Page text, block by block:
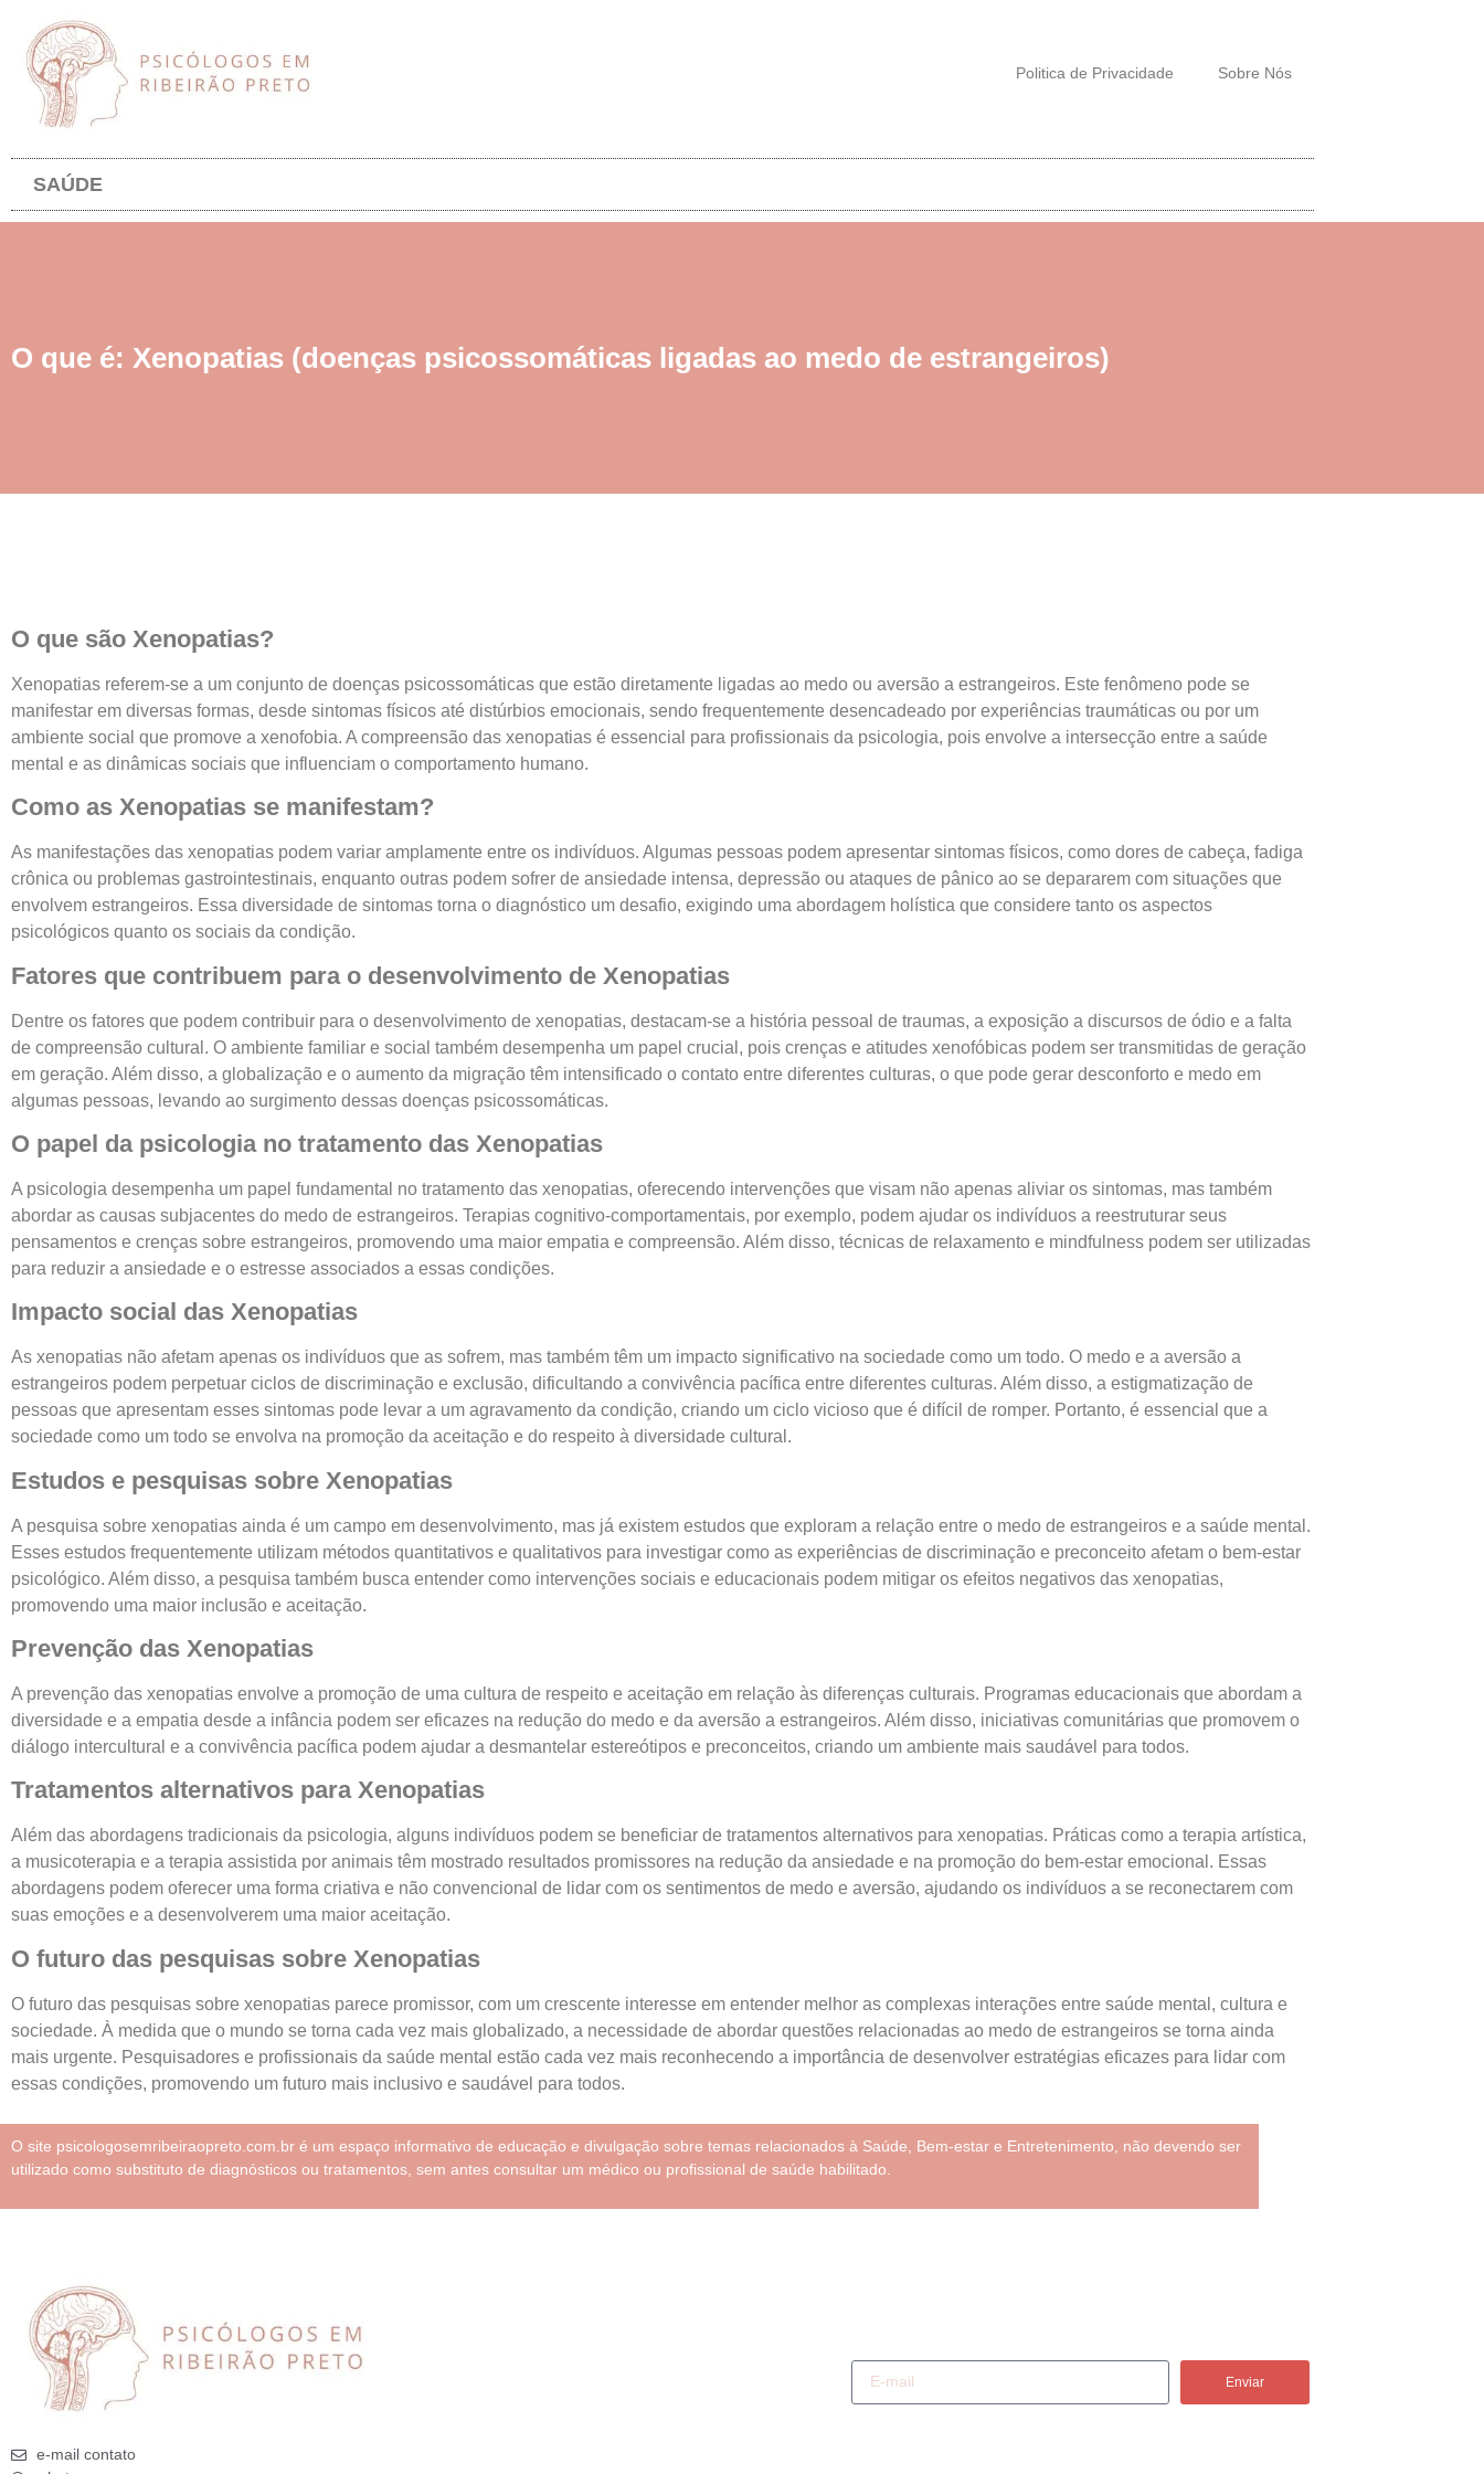
Politica de Privacidade Sobre Nós
SAÚDE
O que é: Xenopatias (doenças psicossomáticas ligadas ao medo de estrangeiros)
O que são Xenopatias?
Xenopatias referem-se a um conjunto de doenças psicossomáticas que estão diretamente ligadas ao medo ou aversão a estrangeiros. Este fenômeno pode se
manifestar em diversas formas, desde sintomas físicos até distúrbios emocionais, sendo frequentemente desencadeado por experiências traumáticas ou por um
ambiente social que promove a xenofobia. A compreensão das xenopatias é essencial para profissionais da psicologia, pois envolve a intersecção entre a saúde
mental e as dinâmicas sociais que influenciam o comportamento humano.
Como as Xenopatias se manifestam?
As manifestações das xenopatias podem variar amplamente entre os indivíduos. Algumas pessoas podem apresentar sintomas físicos, como dores de cabeça, fadiga
crônica ou problemas gastrointestinais, enquanto outras podem sofrer de ansiedade intensa, depressão ou ataques de pânico ao se depararem com situações que
envolvem estrangeiros. Essa diversidade de sintomas torna o diagnóstico um desafio, exigindo uma abordagem holística que considere tanto os aspectos
psicológicos quanto os sociais da condição.
Fatores que contribuem para o desenvolvimento de Xenopatias
Dentre os fatores que podem contribuir para o desenvolvimento de xenopatias, destacam-se a história pessoal de traumas, a exposição a discursos de ódio e a falta
de compreensão cultural. O ambiente familiar e social também desempenha um papel crucial, pois crenças e atitudes xenofóbicas podem ser transmitidas de geração
em geração. Além disso, a globalização e o aumento da migração têm intensificado o contato entre diferentes culturas, o que pode gerar desconforto e medo em
algumas pessoas, levando ao surgimento dessas doenças psicossomáticas.
O papel da psicologia no tratamento das Xenopatias
A psicologia desempenha um papel fundamental no tratamento das xenopatias, oferecendo intervenções que visam não apenas aliviar os sintomas, mas também
abordar as causas subjacentes do medo de estrangeiros. Terapias cognitivo-comportamentais, por exemplo, podem ajudar os indivíduos a reestruturar seus
pensamentos e crenças sobre estrangeiros, promovendo uma maior empatia e compreensão. Além disso, técnicas de relaxamento e mindfulness podem ser utilizadas
para reduzir a ansiedade e o estresse associados a essas condições.
Impacto social das Xenopatias
As xenopatias não afetam apenas os indivíduos que as sofrem, mas também têm um impacto significativo na sociedade como um todo. O medo e a aversão a
estrangeiros podem perpetuar ciclos de discriminação e exclusão, dificultando a convivência pacífica entre diferentes culturas. Além disso, a estigmatização de
pessoas que apresentam esses sintomas pode levar a um agravamento da condição, criando um ciclo vicioso que é difícil de romper. Portanto, é essencial que a
sociedade como um todo se envolva na promoção da aceitação e do respeito à diversidade cultural.
Estudos e pesquisas sobre Xenopatias
A pesquisa sobre xenopatias ainda é um campo em desenvolvimento, mas já existem estudos que exploram a relação entre o medo de estrangeiros e a saúde mental.
Esses estudos frequentemente utilizam métodos quantitativos e qualitativos para investigar como as experiências de discriminação e preconceito afetam o bem-estar
psicológico. Além disso, a pesquisa também busca entender como intervenções sociais e educacionais podem mitigar os efeitos negativos das xenopatias,
promovendo uma maior inclusão e aceitação.
Prevenção das Xenopatias
A prevenção das xenopatias envolve a promoção de uma cultura de respeito e aceitação em relação às diferenças culturais. Programas educacionais que abordam a
diversidade e a empatia desde a infância podem ser eficazes na redução do medo e da aversão a estrangeiros. Além disso, iniciativas comunitárias que promovem o
diálogo intercultural e a convivência pacífica podem ajudar a desmantelar estereótipos e preconceitos, criando um ambiente mais saudável para todos.
Tratamentos alternativos para Xenopatias
Além das abordagens tradicionais da psicologia, alguns indivíduos podem se beneficiar de tratamentos alternativos para xenopatias. Práticas como a terapia artística,
a musicoterapia e a terapia assistida por animais têm mostrado resultados promissores na redução da ansiedade e na promoção do bem-estar emocional. Essas
abordagens podem oferecer uma forma criativa e não convencional de lidar com os sentimentos de medo e aversão, ajudando os indivíduos a se reconectarem com
suas emoções e a desenvolverem uma maior aceitação.
O futuro das pesquisas sobre Xenopatias
O futuro das pesquisas sobre xenopatias parece promissor, com um crescente interesse em entender melhor as complexas interações entre saúde mental, cultura e
sociedade. À medida que o mundo se torna cada vez mais globalizado, a necessidade de abordar questões relacionadas ao medo de estrangeiros se torna ainda
mais urgente. Pesquisadores e profissionais da saúde mental estão cada vez mais reconhecendo a importância de desenvolver estratégias eficazes para lidar com
essas condições, promovendo um futuro mais inclusivo e saudável para todos.
O site psicologosemribeiraopreto.com.br é um espaço informativo de educação e divulgação sobre temas relacionados à Saúde, Bem-estar e Entretenimento, não devendo ser
utilizado como substituto de diagnósticos ou tratamentos, sem antes consultar um médico ou profissional de saúde habilitado.
e-mail contato
Enviar